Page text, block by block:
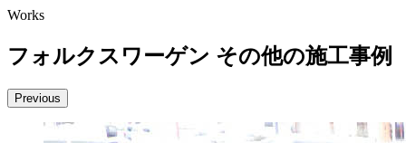
Works
フォルクスワーゲン その他の施工事例
Previous